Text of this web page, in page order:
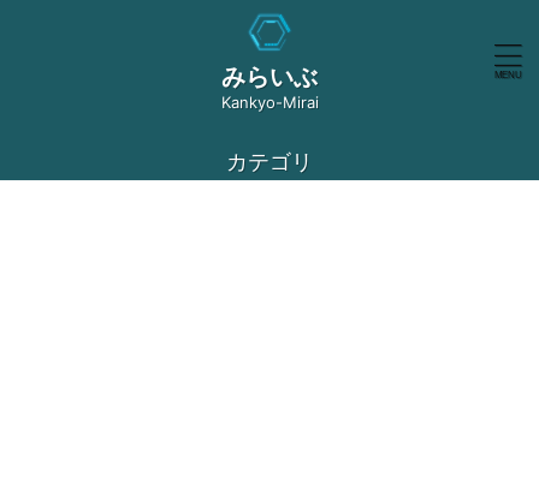
みらいぶ
Kankyo-Mirai
カテゴリ